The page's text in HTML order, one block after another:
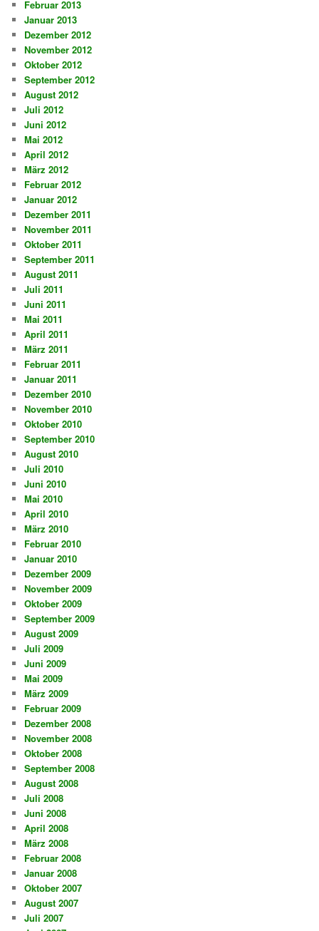
Februar 2013
Januar 2013
Dezember 2012
November 2012
Oktober 2012
September 2012
August 2012
Juli 2012
Juni 2012
Mai 2012
April 2012
März 2012
Februar 2012
Januar 2012
Dezember 2011
November 2011
Oktober 2011
September 2011
August 2011
Juli 2011
Juni 2011
Mai 2011
April 2011
März 2011
Februar 2011
Januar 2011
Dezember 2010
November 2010
Oktober 2010
September 2010
August 2010
Juli 2010
Juni 2010
Mai 2010
April 2010
März 2010
Februar 2010
Januar 2010
Dezember 2009
November 2009
Oktober 2009
September 2009
August 2009
Juli 2009
Juni 2009
Mai 2009
März 2009
Februar 2009
Dezember 2008
November 2008
Oktober 2008
September 2008
August 2008
Juli 2008
Juni 2008
April 2008
März 2008
Februar 2008
Januar 2008
Oktober 2007
August 2007
Juli 2007